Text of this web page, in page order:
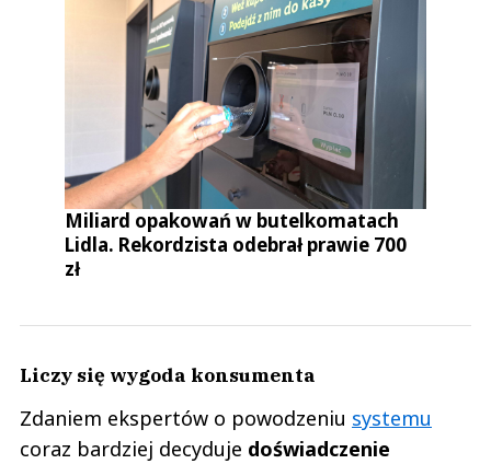
Miliard opakowań w butelkomatach
Lidla. Rekordzista odebrał prawie 700
zł
Liczy się wygoda konsumenta
Zdaniem ekspertów o powodzeniu systemu
coraz bardziej decyduje doświadczenie